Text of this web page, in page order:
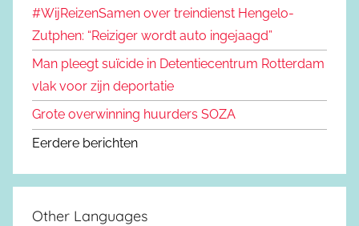
#WijReizenSamen over treindienst Hengelo-
Zutphen: “Reiziger wordt auto ingejaagd”
Man pleegt suïcide in Detentiecentrum Rotterdam
vlak voor zijn deportatie
Grote overwinning huurders SOZA
Eerdere berichten
Other Languages